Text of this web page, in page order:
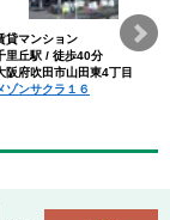
貸マンション
里丘駅 / 徒歩40分
阪府吹田市山田東4丁目
ゾンサクラ１６